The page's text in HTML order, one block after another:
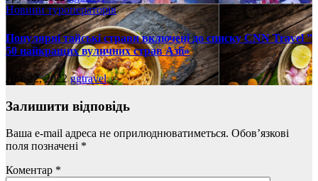
Новини туроператорів
Популярні тайські страви включені до списку CNN Travel ”
50 найкращих вуличних страв Азії»
Лис 22, 2022ggtravel
Залишити відповідь
Ваша e-mail адреса не оприлюднюватиметься. Обов’язкові
поля позначені *
Коментар *